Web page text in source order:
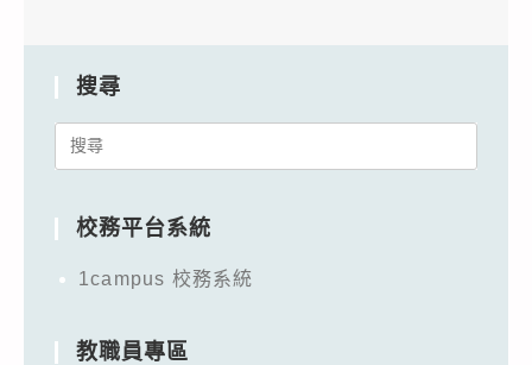
搜尋
Search
校務平台系統
1campus 校務系統
教職員專區